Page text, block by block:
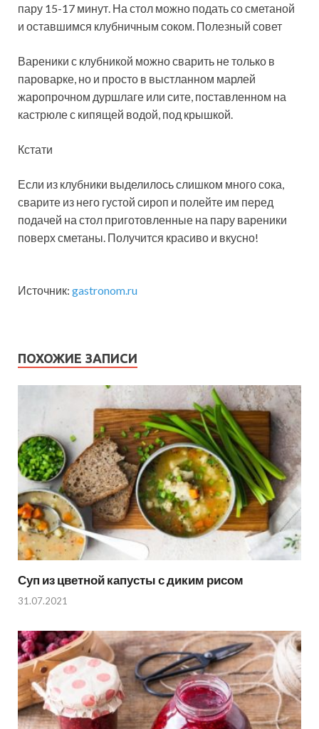
пару 15-17 минут. На стол можно подать со сметаной
и оставшимся клубничным соком. Полезный совет
Вареники с клубникой можно сварить не только в
пароварке, но и просто в выстланном марлей
жаропрочном дуршлаге или сите, поставленном на
кастрюле с кипящей водой, под крышкой.
Кстати
Если из клубники выделилось слишком много сока,
сварите из него густой сироп и полейте им перед
подачей на стол приготовленные на пару вареники
поверх сметаны. Получится красиво и вкусно!
Источник: gastronom.ru
ПОХОЖИЕ ЗАПИСИ
Суп из цветной капусты с диким рисом
31.07.2021